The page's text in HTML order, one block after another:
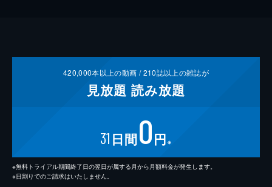
420,000本以上の動画 /210誌以上の雑誌が
見放題 読み放題
31 日間0円 ※
※無料トライアル期間終了日の翌日が属する月から月額料金が発生します。
※日割りでのご請求はいたしません。